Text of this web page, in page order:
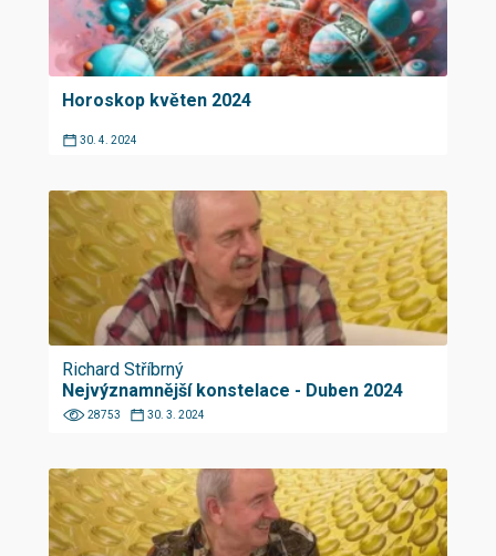
Horoskop květen 2024
30. 4. 2024
Richard Stříbrný
Nejvýznamnější konstelace - Duben 2024
28753 30. 3. 2024